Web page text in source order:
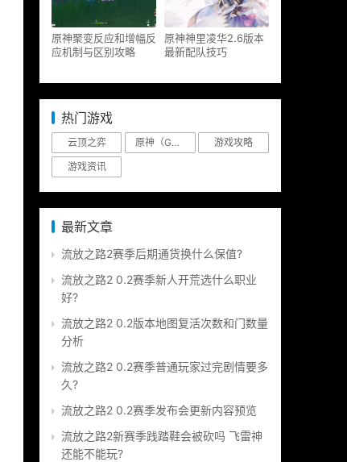
原神聚变反应和增幅反
应机制与区别攻略
原神神里凌华2.6版本
最新配队技巧
热门游戏
云顶之弈 原神（Genshin Impact）
游戏攻略
游戏资讯
最新文章
流放之路2赛季后期通货换什么保值?
流放之路2 0.2赛季新人开荒选什么职业
好?
流放之路2 0.2版本地图复活次数和门数量
分析
流放之路2 0.2赛季普通玩家过完剧情要多
久?
流放之路2 0.2赛季发布会更新内容预览
流放之路2新赛季践踏鞋会被砍吗 飞雷神
还能不能玩?